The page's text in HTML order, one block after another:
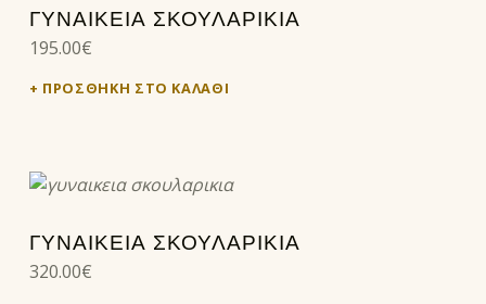
ΓΥΝΑΙΚΕΙΑ ΣΚΟΥΛΑΡΙΚΙΑ
195.00€
ΠΡΟΣΘΉΚΗ ΣΤΟ ΚΑΛΆΘΙ
ΓΥΝΑΙΚΕΊΑ ΣΚΟΥΛΑΡΊΚΙΑ
320.00€